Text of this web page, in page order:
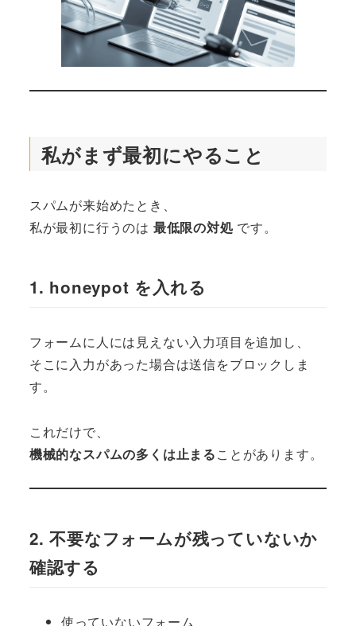
私がまず最初にやること
スパムが来始めたとき、
私が最初に行うのは 最低限の対処 です。
1. honeypot を入れる
フォームに人には見えない入力項目を追加し、
そこに入力があった場合は送信をブロックしま
す。
これだけで、
機械的なスパムの多くは止まることがあります。
2. 不要なフォームが残っていないか
確認する
使っていないフォーム